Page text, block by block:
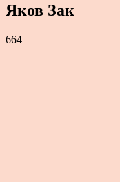
Яков Зак
664